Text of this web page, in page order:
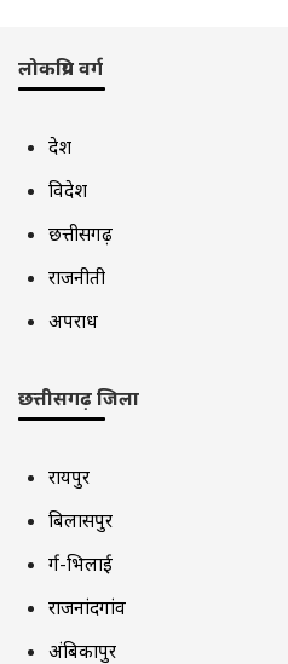
लोकप्रिय वर्ग
देश
विदेश
छत्तीसगढ़
राजनीती
अपराध
छत्तीसगढ़ जिला
रायपुर
बिलासपुर
दुर्ग-भिलाई
राजनांदगांव
अंबिकापुर